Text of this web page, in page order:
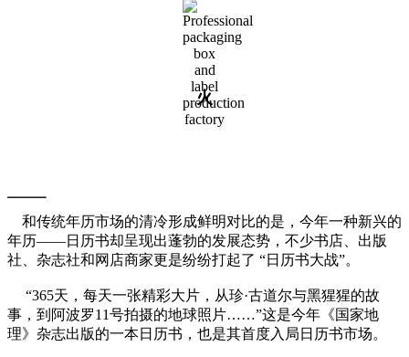
火
和传统年历市场的清冷形成鲜明对比的是，今年一种新兴的
年历——日历书却呈现出蓬勃的发展态势，不少书店、出版
社、杂志社和网店商家更是纷纷打起了 “日历书大战”。
“365天，每天一张精彩大片，从珍·古道尔与黑猩猩的故
事，到阿波罗11号拍摄的地球照片……”这是今年《国家地
理》杂志出版的一本日历书，也是其首度入局日历书市场。